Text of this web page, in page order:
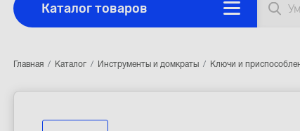
Каталог товаров
Главная Каталог Инструменты и домкраты Ключи и